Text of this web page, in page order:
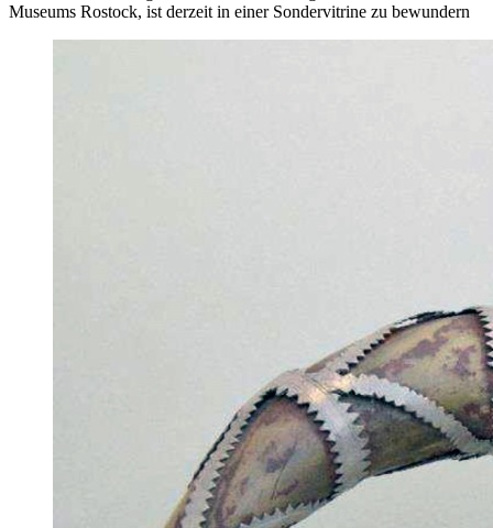
Museums Rostock, ist derzeit in einer Sondervitrine zu bewundern